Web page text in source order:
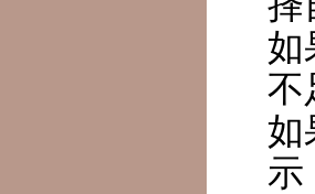
如
不
如
示